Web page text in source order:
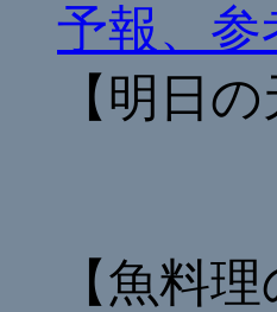
予報、
【明日の
【魚料